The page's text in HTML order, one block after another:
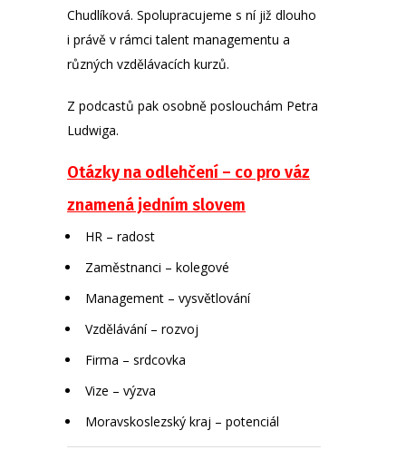
Chudlíková. Spolupracujeme s ní již dlouho
i právě v rámci talent managementu a
různých vzdělávacích kurzů.
Z podcastů pak osobně poslouchám Petra
Ludwiga.
Otázky na odlehčení – co pro váz
znamená jedním slovem
HR – radost
Zaměstnanci – kolegové
Management – vysvětlování
Vzdělávání – rozvoj
Firma – srdcovka
Vize – výzva
Moravskoslezský kraj – potenciál